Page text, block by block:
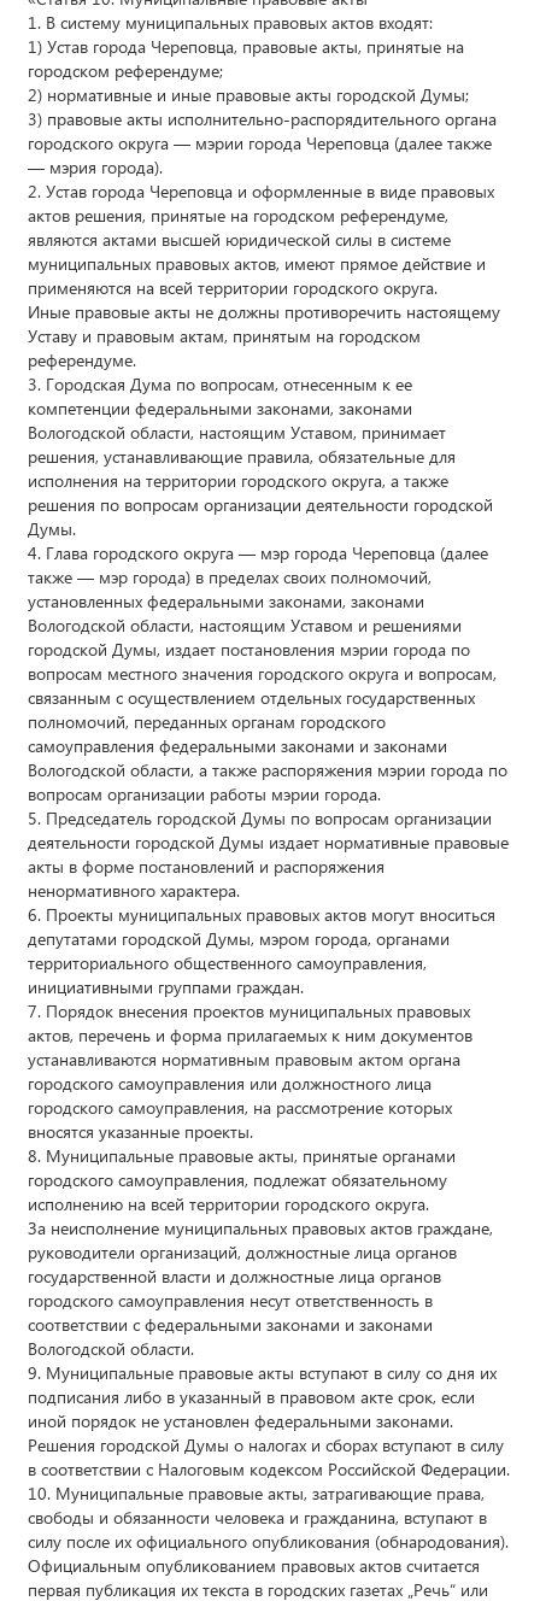
1. В систему муниципальных правовых актов входят:
1) Устав города Череповца, правовые акты, принятые на
городском референдуме;
2) нормативные и иные правовые акты городской Думы;
3) правовые акты исполнительно-распорядительного органа
городского округа — мэрии города Череповца (далее также
— мэрия города).
2. Устав города Череповца и оформленные в виде правовых
актов решения, принятые на городском референдуме,
являются актами высшей юридической силы в системе
муниципальных правовых актов, имеют прямое действие и
применяются на всей территории городского округа.
Иные правовые акты не должны противоречить настоящему
Уставу и правовым актам, принятым на городском
референдуме.
3. Городская Дума по вопросам, отнесенным к ее
компетенции федеральными законами, законами
Вологодской области, настоящим Уставом, принимает
решения, устанавливающие правила, обязательные для
исполнения на территории городского округа, а также
решения по вопросам организации деятельности городской
Думы.
4. Глава городского округа — мэр города Череповца (далее
также — мэр города) в пределах своих полномочий,
установленных федеральными законами, законами
Вологодской области, настоящим Уставом и решениями
городской Думы, издает постановления мэрии города по
вопросам местного значения городского округа и вопросам,
связанным с осуществлением отдельных государственных
полномочий, переданных органам городского
самоуправления федеральными законами и законами
Вологодской области, а также распоряжения мэрии города по
вопросам организации работы мэрии города.
5. Председатель городской Думы по вопросам организации
деятельности городской Думы издает нормативные правовые
акты в форме постановлений и распоряжения
ненормативного характера.
6. Проекты муниципальных правовых актов могут вноситься
депутатами городской Думы, мэром города, органами
территориального общественного самоуправления,
инициативными группами граждан.
7. Порядок внесения проектов муниципальных правовых
актов, перечень и форма прилагаемых к ним документов
устанавливаются нормативным правовым актом органа
городского самоуправления или должностного лица
городского самоуправления, на рассмотрение которых
вносятся указанные проекты.
8. Муниципальные правовые акты, принятые органами
городского самоуправления, подлежат обязательному
исполнению на всей территории городского округа.
За неисполнение муниципальных правовых актов граждане,
руководители организаций, должностные лица органов
государственной власти и должностные лица органов
городского самоуправления несут ответственность в
соответствии с федеральными законами и законами
Вологодской области.
9. Муниципальные правовые акты вступают в силу со дня их
подписания либо в указанный в правовом акте срок, если
иной порядок не установлен федеральными законами.
Решения городской Думы о налогах и сборах вступают в силу
в соответствии с Налоговым кодексом Российской Федерации.
10. Муниципальные правовые акты, затрагивающие права,
свободы и обязанности человека и гражданина, вступают в
силу после их официального опубликования (обнародования).
Официальным опубликованием правовых актов считается
первая публикация их текста в городских газетах „Речь“ или